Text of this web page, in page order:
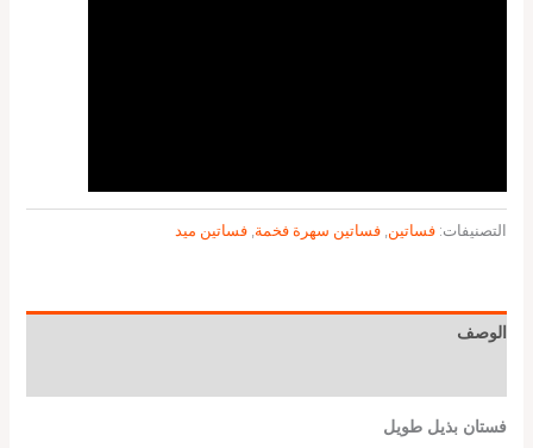
التصنيفات: فساتين فساتين سهرة فخمة فساتين ميد
الوصف
فستان بذيل طويل